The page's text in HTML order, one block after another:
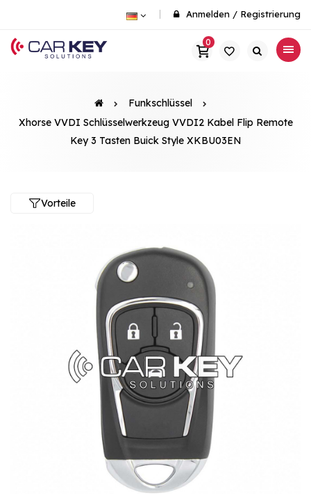
Anmelden / Registrierung
0
Funkschlüssel
Xhorse VVDI Schlüsselwerkzeug VVDI2 Kabel Flip Remote
Key 3 Tasten Buick Style XKBU03EN
Vorteile